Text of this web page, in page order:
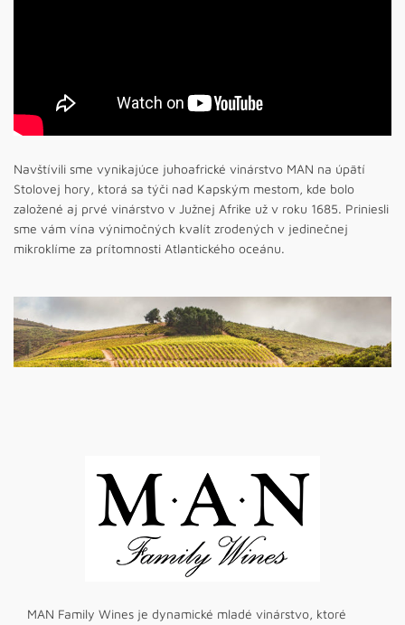
Navštívili sme vynikajúce juhoafrické vinárstvo MAN na úpätí
Stolovej hory, ktorá sa týči nad Kapským mestom, kde bolo
založené aj prvé vinárstvo v Južnej Afrike už v roku 1685. Priniesli
sme vám vína výnimočných kvalít zrodených v jedinečnej
mikroklíme za prítomnosti Atlantického oceánu.
MAN Family Wines je dynamické mladé vinárstvo, ktoré